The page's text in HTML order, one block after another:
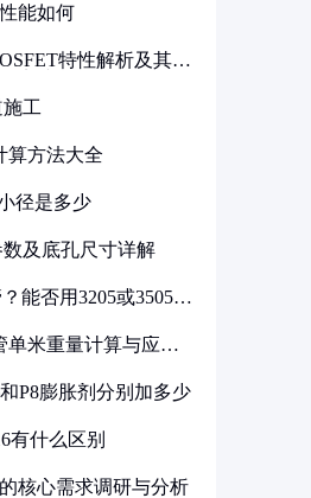
能如何
特性解析及其在
工
算方法大全
径是多少
数及底孔尺寸详解
能否用3205或3505代
单米重量计算与应用
P8膨胀剂分别加多少
有什么区别
核心需求调研与分析